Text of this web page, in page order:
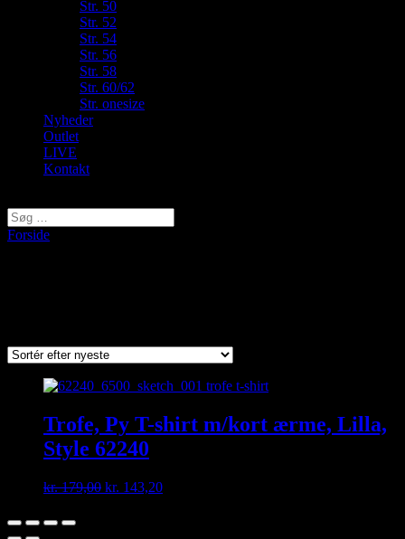
Str. 50
Str. 52
Str. 54
Str. 56
Str. 58
Str. 60/62
Str. onesize
Nyheder
Outlet
LIVE
Kontakt
Forside
Trofe, Py T-shirt m/kort ærme, Lilla,
Style 62240
kr.179,00 Original
kr. 143,20Current